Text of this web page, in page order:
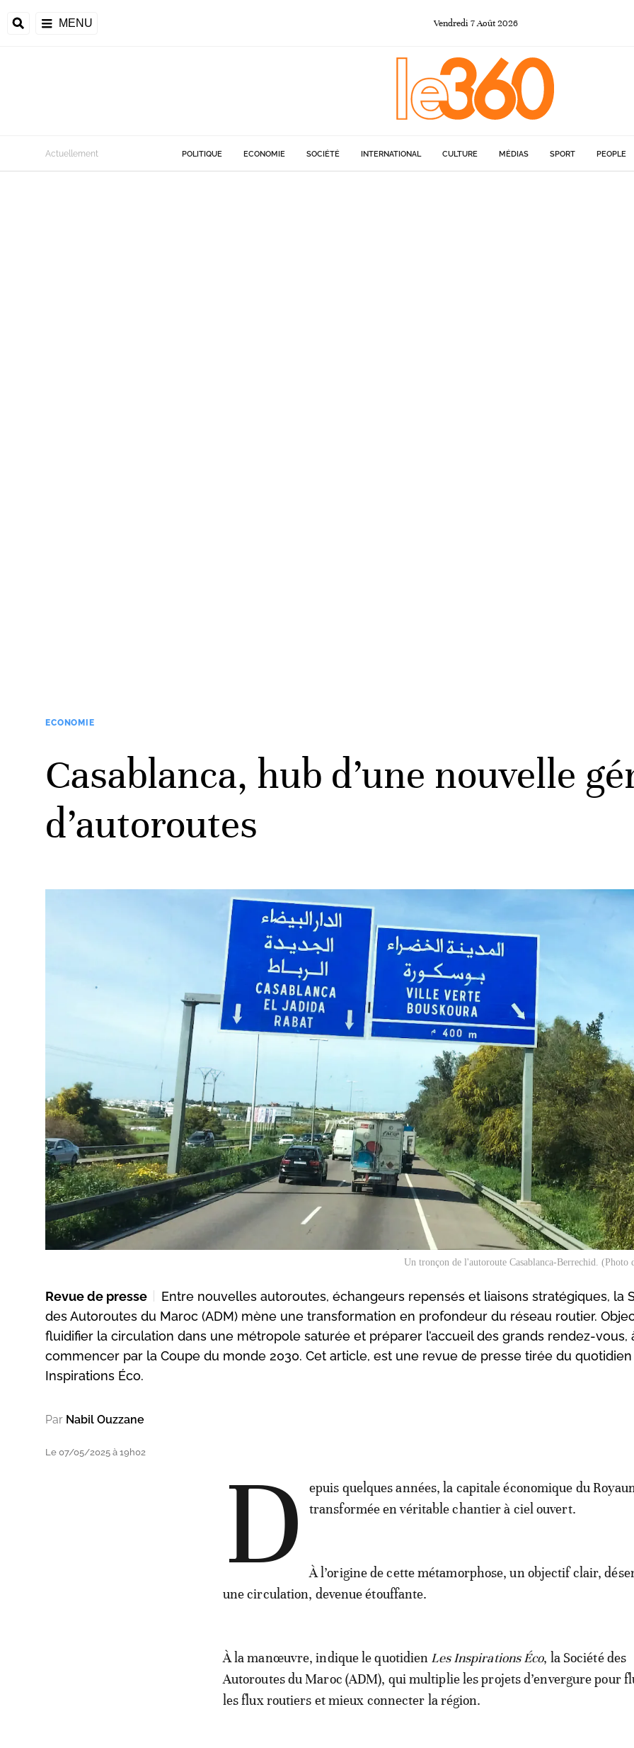
MENU Vendredi 7Août 2026
Actuellement POLITIQUE ECONOMIE SOCIÉTÉ INTERNATIONAL CULTURE MÉDIAS SPORT PEOPLE
ECONOMIE
Casablanca, hub d’une nouvelle
d’autoroutes
Un tronçon de l'autoroute Casablanca-Berrechid. (Photo
Revue de presse
Entre nouvelles autoroutes, échangeurs repensés et liaisons stratégiques, la
des Autoroutes du Maroc (ADM) mène une transformation en profondeur du réseau routier.
fluidifier la circulation dans une métropole saturée et préparer l’accueil des grands rendez-vous,
commencer par la Coupe du monde 2030. Cet article, est une revue de presse tirée du
Inspirations Éco.
Par Nabil Ouzzane
Le 07/05/2025 à 19h02 D
epuis quelques années, la capitale économique du
transformée en véritable chantier à ciel ouvert.
À l’origine de cette métamorphose, un objectif clair,
une circulation, devenue étouffante.
À la manœuvre, indique le quotidien Les Inspirations Éco, la Société des
Autoroutes du Maroc (ADM), qui multiplie les projets d’envergure pour
les flux routiers et mieux connecter la région.